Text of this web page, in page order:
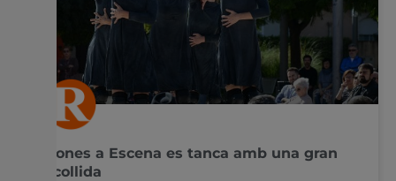
Dones a Escena es tanca amb una gran
acollida